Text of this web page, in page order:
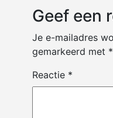
Geef een
Je e-mailadres
gemarkeerd met *
Reactie *